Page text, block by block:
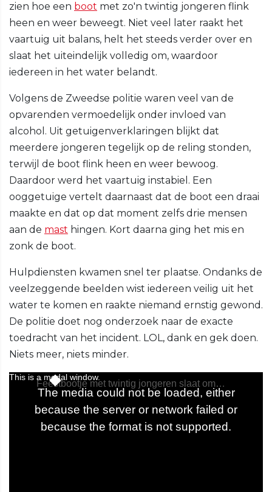
zien hoe een boot met zo'n twintig jongeren flink
heen en weer beweegt. Niet veel later raakt het
vaartuig uit balans, helt het steeds verder over en
slaat het uiteindelijk volledig om, waardoor
iedereen in het water belandt.
Volgens de Zweedse politie waren veel van de
opvarenden vermoedelijk onder invloed van
alcohol. Uit getuigenverklaringen blijkt dat
meerdere jongeren tegelijk op de reling stonden,
terwijl de boot flink heen en weer bewoog.
Daardoor werd het vaartuig instabiel. Een
ooggetuige vertelt daarnaast dat de boot een draai
maakte en dat op dat moment zelfs drie mensen
aan de mast hingen. Kort daarna ging het mis en
zonk de boot.
Hulpdiensten kwamen snel ter plaatse. Ondanks de
veelzeggende beelden wist iedereen veilig uit het
water te komen en raakte niemand ernstig gewond.
De politie doet nog onderzoek naar de exacte
toedracht van het incident. LOL, dank en gek doen.
Niets meer, niets minder.